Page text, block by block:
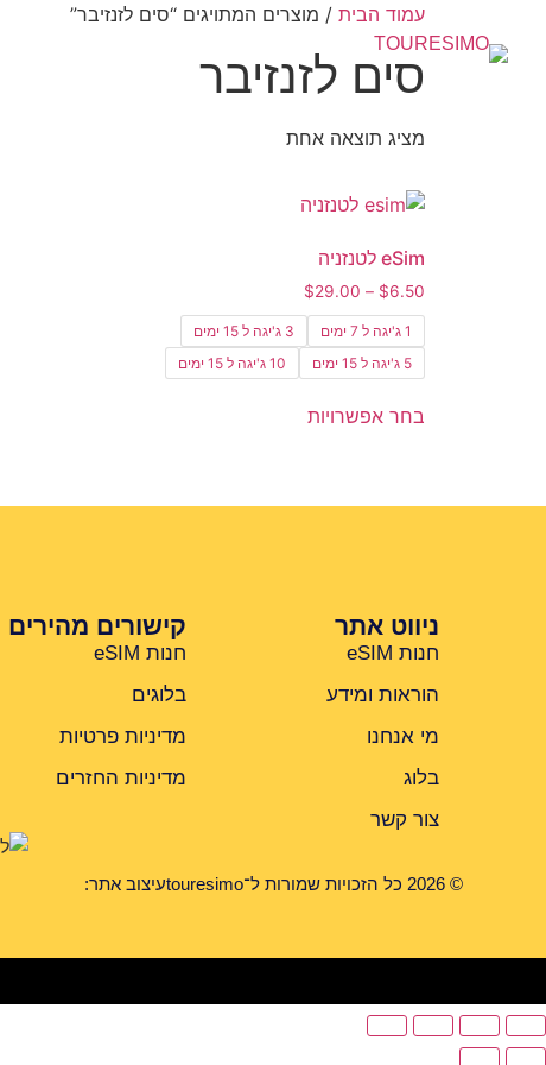
עמוד הבית / מוצרים המתויגים “סים לזנזיבר”
סים לזנזיבר
מציג תוצאה אחת
eSim לטנזניה
$6.50
–
$29.00
1 ג'יגה ל 7 ימים
3 ג'יגה ל 15 ימים
5 ג'יגה ל 15 ימים
10 ג'יגה ל 15 ימים
בחר אפשרויות
ניווט אתר
חנות eSIM
הוראות ומידע
מי אנחנו
בלוג
צור קשר
קישורים מהירים
חנות eSIM
בלוגים
מדיניות פרטיות
מדיניות החזרים
© 2026 כל הזכויות שמורות ל־touresimo עיצוב אתר: